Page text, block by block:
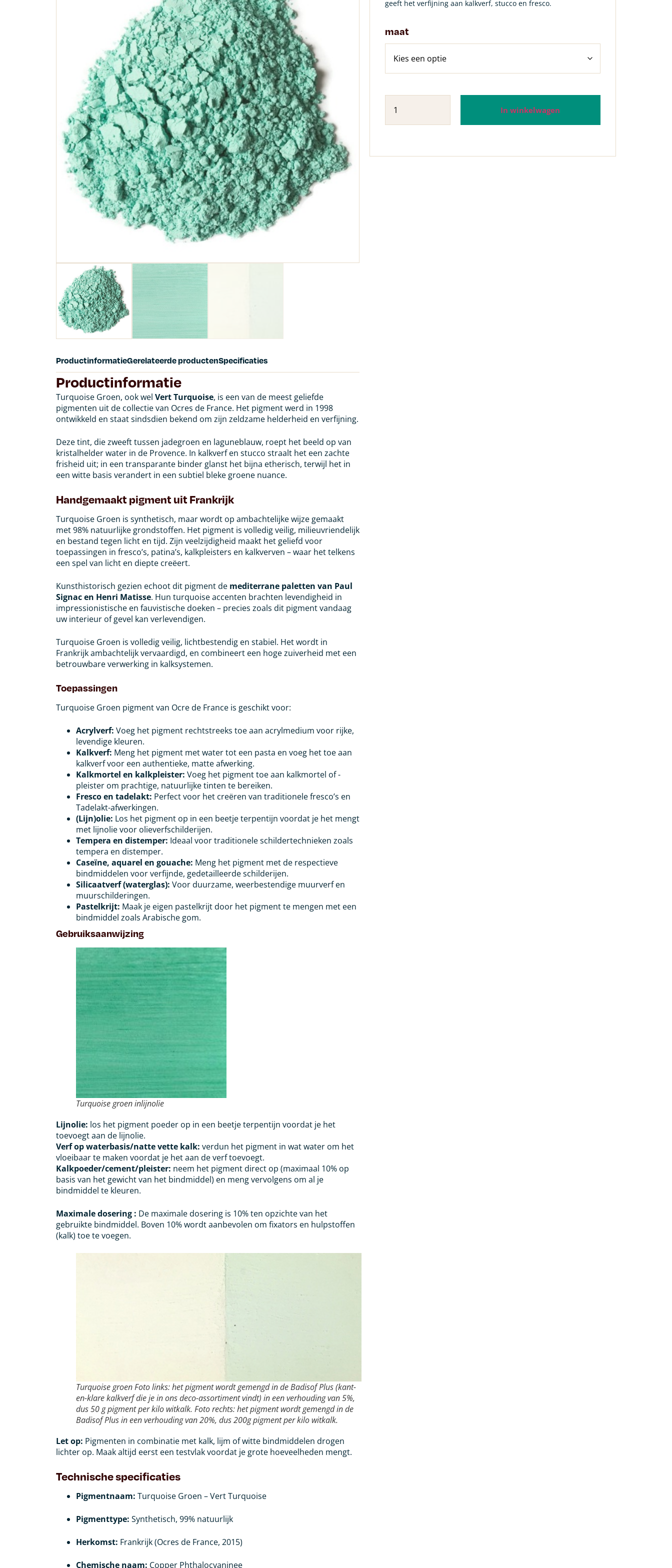
ProductinformatieGerelateerde productenSpecificaties
Productinformatie
Turquoise Groen, ook wel Vert Turquoise, is een van de meest geliefde
pigmenten uit de collectie van Ocres de France. Het pigment werd in 1998
ontwikkeld en staat sindsdien bekend om zijn zeldzame helderheid en verfijning.
Deze tint, die zweeft tussen jadegroen en laguneblauw, roept het beeld op van
kristalhelder water in de Provence. In kalkverf en stucco straalt het een zachte
frisheid uit; in een transparante binder glanst het bijna etherisch, terwijl het in
een witte basis verandert in een subtiel bleke groene nuance.
Handgemaakt pigment uit Frankrijk
Turquoise Groen is synthetisch, maar wordt op ambachtelijke wijze gemaakt
met 98% natuurlijke grondstoffen. Het pigment is volledig veilig, milieuvriendelijk
en bestand tegen licht en tijd. Zijn veelzijdigheid maakt het geliefd voor
toepassingen in fresco’s, patina’s, kalkpleisters en kalkverven – waar het telkens
een spel van licht en diepte creëert.
Kunsthistorisch gezien echoot dit pigment de mediterrane paletten van Paul
Signac en Henri Matisse. Hun turquoise accenten brachten levendigheid in
impressionistische en fauvistische doeken – precies zoals dit pigment vandaag
uw interieur of gevel kan verlevendigen.
Turquoise Groen is volledig veilig, lichtbestendig en stabiel. Het wordt in
Frankrijk ambachtelijk vervaardigd, en combineert een hoge zuiverheid met een
betrouwbare verwerking in kalksystemen.
Toepassingen
Turquoise Groen pigment van Ocre de France is geschikt voor:
Acrylverf: Voeg het pigment rechtstreeks toe aan acrylmedium voor rijke,
levendige kleuren.
Kalkverf: Meng het pigment met water tot een pasta en voeg het toe aan
kalkverf voor een authentieke, matte afwerking.
Kalkmortel en kalkpleister: Voeg het pigment toe aan kalkmortel of -
pleister om prachtige, natuurlijke tinten te bereiken.
Fresco en tadelakt: Perfect voor het creëren van traditionele fresco’s en
Tadelakt-afwerkingen.
(Lijn)olie: Los het pigment op in een beetje terpentijn voordat je het mengt
met lijnolie voor olieverfschilderijen.
Tempera en distemper: Ideaal voor traditionele schildertechnieken zoals
tempera en distemper.
Caseïne, aquarel en gouache: Meng het pigment met de respectieve
bindmiddelen voor verfijnde, gedetailleerde schilderijen.
Silicaatverf (waterglas): Voor duurzame, weerbestendige muurverf en
muurschilderingen.
Pastelkrijt: Maak je eigen pastelkrijt door het pigment te mengen met een
bindmiddel zoals Arabische gom.
Gebruiksaanwijzing
Turquoise groen inlijnolie
Lijnolie: los het pigment poeder op in een beetje terpentijn voordat je het
toevoegt aan de lijnolie.
Verf op waterbasis/natte vette kalk: verdun het pigment in wat water om het
vloeibaar te maken voordat je het aan de verf toevoegt.
Kalkpoeder/cement/pleister: neem het pigment direct op (maximaal 10% op
basis van het gewicht van het bindmiddel) en meng vervolgens om al je
bindmiddel te kleuren.
Maximale dosering : De maximale dosering is 10% ten opzichte van het
gebruikte bindmiddel. Boven 10% wordt aanbevolen om fixators en hulpstoffen
(kalk) toe te voegen.
Turquoise groen Foto links: het pigment wordt gemengd in de Badisof Plus (kant-
en-klare kalkverf die je in ons deco-assortiment vindt) in een verhouding van 5%,
dus 50 g pigment per kilo witkalk. Foto rechts: het pigment wordt gemengd in de
Badisof Plus in een verhouding van 20%, dus 200g pigment per kilo witkalk.
Let op: Pigmenten in combinatie met kalk, lijm of witte bindmiddelen drogen
lichter op. Maak altijd eerst een testvlak voordat je grote hoeveelheden mengt.
Technische specificaties
Pigmentnaam: Turquoise Groen – Vert Turquoise
Pigmenttype: Synthetisch, 99% natuurlijk
Herkomst: Frankrijk (Ocres de France, 2015)
Chemische naam: Copper Phthalocyaninee
geeft het verfijning aan kalkverf, stucco en fresco.
maat
In winkelwagen